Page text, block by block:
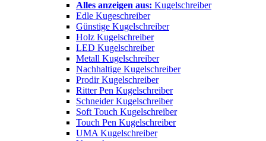
Alles anzeigen aus: Kugelschreiber
Edle Kugeschreiber
Günstige Kugelschreiber
Holz Kugelschreiber
LED Kugelschreiber
Metall Kugelschreiber
Nachhaltige Kugelschreiber
Prodir Kugelschreiber
Ritter Pen Kugelschreiber
Schneider Kugelschreiber
Soft Touch Kugelschreiber
Touch Pen Kugelschreiber
UMA Kugelschreiber